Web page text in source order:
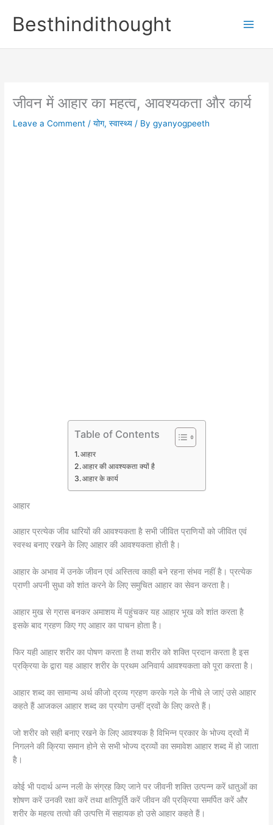
contentBesthindithought
जीवन में आहार का महत्व, आवश्यकता और कार्य
Leave a Comment /योग,स्वास्थ्य / Bygyanyogpeeth
Table of Contents
आहार
आहार की आवश्यकता क्यों है
आहार के कार्य
आहार
आहार प्रत्येक जीव धारियों की आवश्यकता है सभी जीवित प्राणियों को जीवित एवं
स्वस्थ बनाए रखने के लिए आहार की आवश्यकता होती है।
आहार के अभाव में उनके जीवन एवं अस्तित्व काही बने रहना संभव नहीं है। प्रत्येक
प्राणी अपनी सुधा को शांत करने के लिए समुचित आहार का सेवन करता है।
आहार मुख से ग्रास बनकर अमाशय में पहुंचकर यह आहार भूख को शांत करता है
इसके बाद ग्रहण किए गए आहार का पाचन होता है।
फिर यही आहार शरीर का पोषण करता है तथा शरीर को शक्ति प्रदान करता है इस
प्रक्रिया के द्वारा यह आहार शरीर के प्रथम अनिवार्य आवश्यकता को पूरा करता है।
आहार शब्द का सामान्य अर्थ कीजो द्रव्य ग्रहण करके गले के नीचे ले जाएं उसे आहार
कहते हैं आजकल आहार शब्द का प्रयोग उन्हीं द्रवों के लिए करते हैं।
जो शरीर को सही बनाए रखने के लिए आवश्यक है विभिन्न प्रकार के भोज्य द्रवों में
निगलने की क्रिया समान होने से सभी भोज्य द्रव्यों का समावेश आहार शब्द में हो जाता
है।
कोई भी पदार्थ अन्न नली के संग्रह किए जाने पर जीवनी शक्ति उत्पन्न करें धातुओं का
शोषण करें उनकी रक्षा करें तथा क्षतिपूर्ति करें जीवन की प्रक्रिया समर्पित करें और
शरीर के महत्व तत्वो की उत्पत्ति में सहायक हो उसे आहार कहते हैं।